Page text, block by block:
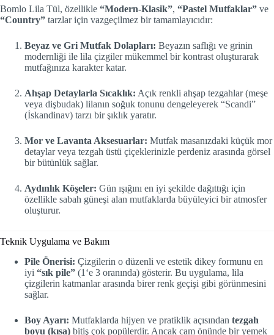
Bomlo Lila Tül, özellikle “Modern-Klasik”, “Pastel Mutfaklar” ve
“Country” tarzlar için vazgeçilmez bir tamamlayıcıdır:
Beyaz ve Gri Mutfak Dolapları: Beyazın saflığı ve grinin
modernliği ile lila çizgiler mükemmel bir kontrast oluşturarak
mutfağınıza karakter katar.
Ahşap Detaylarla Sıcaklık: Açık renkli ahşap tezgahlar (meşe
veya dişbudak) lilanın soğuk tonunu dengeleyerek “Scandi”
(İskandinav) tarzı bir şıklık yaratır.
Mor ve Lavanta Aksesuarlar: Mutfak masanızdaki küçük mor
detaylar veya tezgah üstü çiçeklerinizle perdeniz arasında görsel
bir bütünlük sağlar.
Aydınlık Köşeler: Gün ışığını en iyi şekilde dağıttığı için
özellikle sabah güneşi alan mutfaklarda büyüleyici bir atmosfer
oluşturur.
Teknik Uygulama ve Bakım
Pile Önerisi: Çizgilerin o düzenli ve estetik dikey formunu en
iyi “sık pile” (1 ‘e 3 oranında) gösterir. Bu uygulama, lila
çizgilerin katmanlar arasında birer renk geçişi gibi görünmesini
sağlar.
Boy Ayarı: Mutfaklarda hijyen ve pratiklik açısından tezgah
boyu (kısa) bitiş çok popülerdir. Ancak cam önünde bir yemek